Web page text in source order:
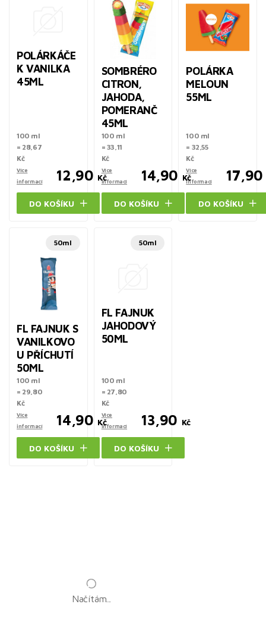
POLÁRKÁČE
K VANILKA
45ML
100 ml
= 28,67
Kč
Více
informací
12,90 Kč
DO KOŠÍKU
SOMBRÉRO
CITRON,
JAHODA,
POMERANČ
45ML
100 ml
= 33,11
Kč
Více
informací
14,90 Kč
DO KOŠÍKU
POLÁRKA
MELOUN
55ML
100 ml
= 32,55
Kč
Více
informací
17,90
DO KOŠÍKU
50ml
FL FAJNUK S
VANILKOVO
U PŘÍCHUTÍ
50ML
100 ml
= 29,80
Kč
Více
informací
14,90 Kč
DO KOŠÍKU
50ml
FL FAJNUK
JAHODOVÝ
50ML
100 ml
= 27,80
Kč
Více
informací
13,90 Kč
DO KOŠÍKU
Načítám...